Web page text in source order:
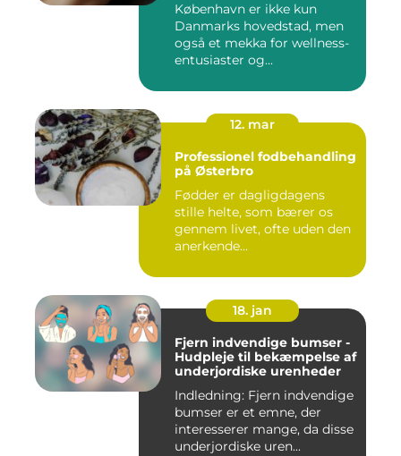
København er ikke kun
Danmarks hovedstad, men
også et mekka for wellness-
entusiaster og...
12. mar
Professionel fodbehandling
på Østerbro
Fødder er dagligdagens
stille helte, som bærer os
gennem livet, ofte uden den
anerkende...
18. jan
Fjern indvendige bumser -
Hudpleje til bekæmpelse af
underjordiske urenheder
Indledning: Fjern indvendige
bumser er et emne, der
interesserer mange, da disse
underjordiske uren...